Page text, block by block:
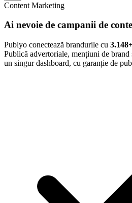
Content Marketing
Ai nevoie de campanii de
Publyo conectează brandurile cu 3.148
Publică advertoriale, mențiuni de
un singur dashboard, cu garanție de